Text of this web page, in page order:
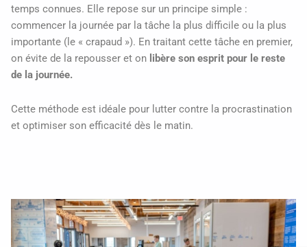
temps connues. Elle repose sur un principe simple :
commencer la journée par la tâche la plus difficile ou la plus
importante (le « crapaud »). En traitant cette tâche en premier,
on évite de la repousser et on libère son esprit pour le reste
de la journée.
Cette méthode est idéale pour lutter contre la procrastination
et optimiser son efficacité dès le matin.